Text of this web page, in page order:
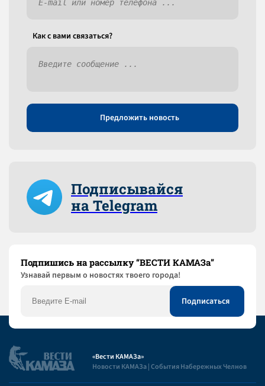
Как c вами связаться?
Предложить новость
Подписывайся
на Telegram
Подпишись на рассылку “ВЕСТИ КАМАЗа”
Узнaвай первым о новостях твоего города!
«Вести КАМАЗа»
Новости КАМАЗа | События Набережных Челнов